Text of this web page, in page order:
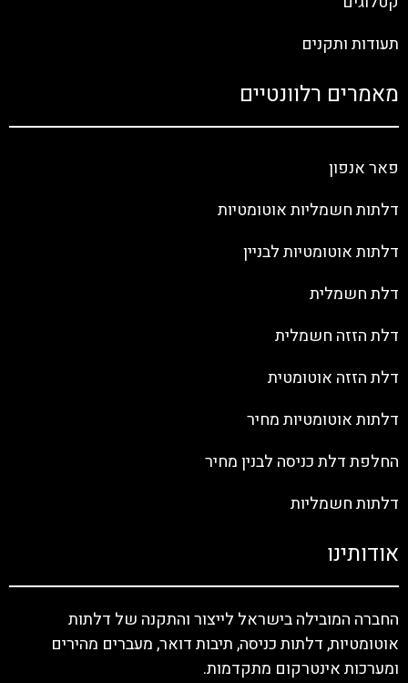
תעודות ותקנים
מאמרים רלוונטיים
פאר אנפון
דלתות חשמליות אוטומטיות
דלתות אוטומטיות לבניין
דלת חשמלית
דלת הזזה חשמלית
דלת הזזה אוטומטית
דלתות אוטומטיות מחיר
החלפת דלת כניסה לבנין מחיר
דלתות חשמליות
אודותינו
החברה המובילה בישראל לייצור והתקנה של דלתות
אוטומטיות, דלתות כניסה, תיבות דואר, מעברים מהירים
ומערכות אינטרקום מתקדמות.